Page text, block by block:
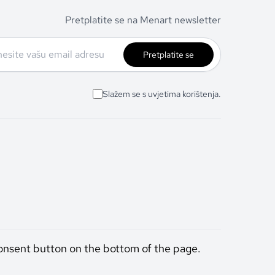
Pretplatite se na Menart newsletter
Pretplatite se
Slažem se s uvjetima korištenja.
button on the bottom of the page.